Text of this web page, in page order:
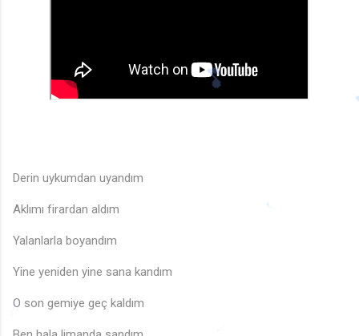
Derin uykumdan uyandım
Aklımı firardan aldım
Yalanlarla boyandım
Yine yeniden yine sana kandım
O son gemiye geç kaldım